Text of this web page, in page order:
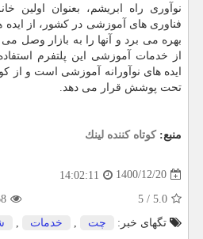
نوآوری راه ابریشم، بعنوان اولین
فناوری های آموزشی در کشور، از ایده
از خدمات آموزشی این پلتفرم
تحت پوشش قرار می دهد.
منبع: كوتاه كننده لینك
1400/12/20
14:02:11
5.0
/
5
تگهای خبر:
چت خدمات